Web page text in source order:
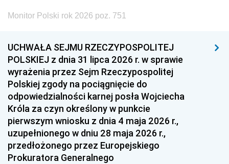
Monitor Polski rok 2026 poz. 751
UCHWAŁA SEJMU RZECZYPOSPOLITEJ
POLSKIEJ z dnia 31 lipca 2026 r. w sprawie
wyrażenia przez Sejm Rzeczypospolitej
Polskiej zgody na pociągnięcie do
odpowiedzialności karnej posła Wojciecha
Króla za czyn określony w punkcie
pierwszym wniosku z dnia 4 maja 2026 r.,
uzupełnionego w dniu 28 maja 2026 r.,
przedłożonego przez Europejskiego
Prokuratora Generalnego